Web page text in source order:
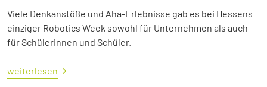
Viele Denkanstöße und Aha-Erlebnisse gab es bei Hessens
einziger Robotics Week sowohl für Unternehmen als auch
für Schülerinnen und Schüler.
weiterlesen